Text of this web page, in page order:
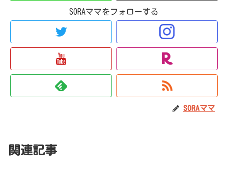
SORAママをフォローする
SORAママ
関連記事